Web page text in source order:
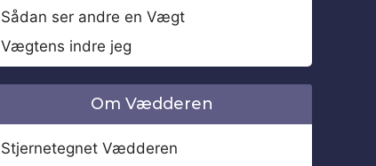
Sådan ser andre en Vægt
Vægtens indre jeg
Om Vædderen
Stjernetegnet Vædderen